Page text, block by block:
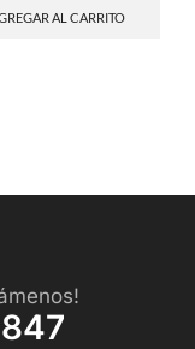
AL CARRITO